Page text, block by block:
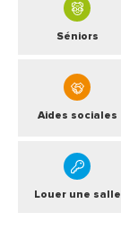
Séniors
Aides sociales
Louer une salle